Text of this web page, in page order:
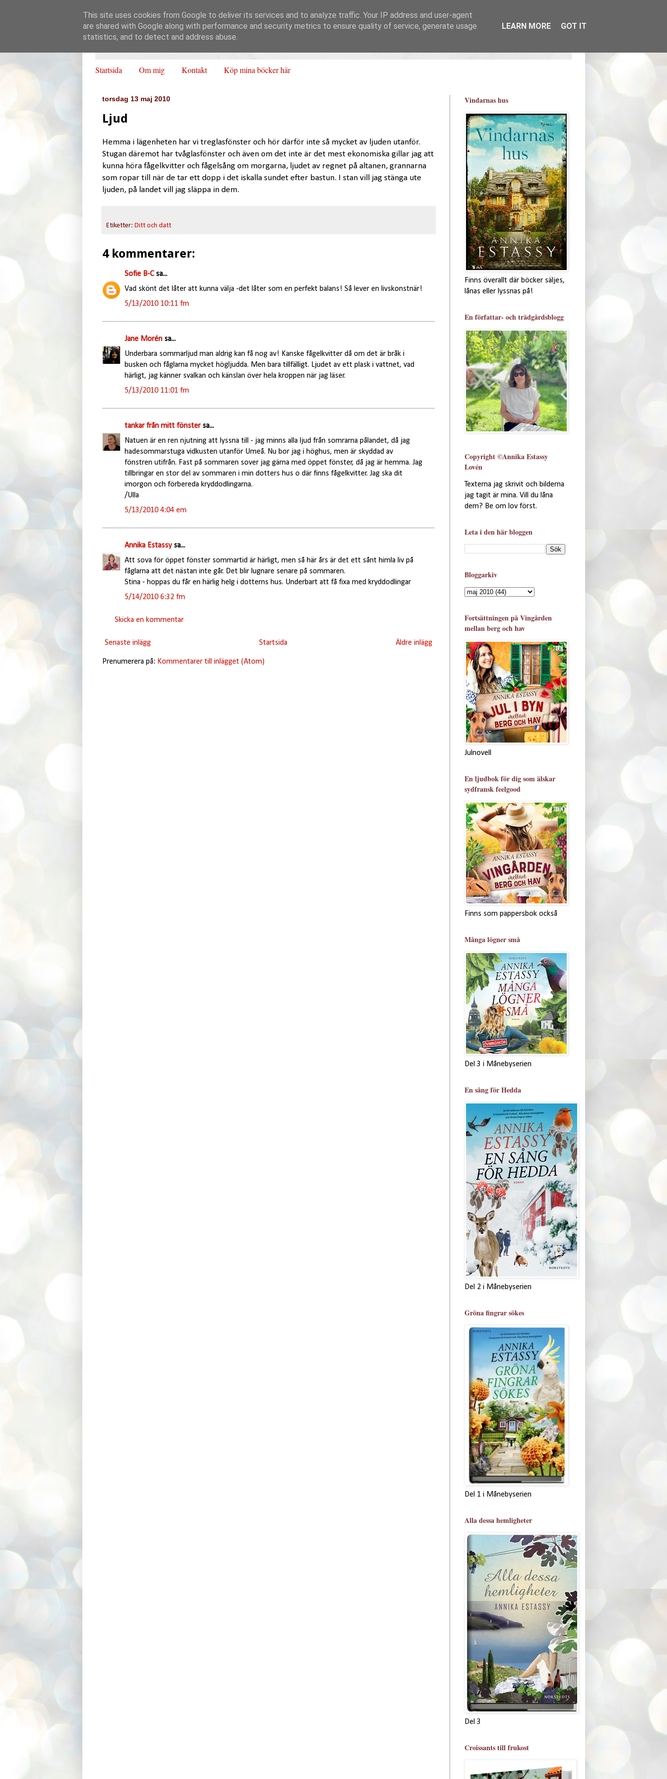
Startsida Om mig Kontakt Köp mina böcker här
torsdag 13 maj 2010
Ljud
Hemma i lägenheten har vi treglasfönster och hör därför inte så mycket av ljuden utanför.
Stugan däremot har tvåglasfönster och även om det inte är det mest ekonomiska gillar jag att
kunna höra fågelkvitter och fågelsång om morgarna, ljudet av regnet på altanen, grannarna
som ropar till när de tar ett dopp i det iskalla sundet efter bastun. I stan vill jag stänga ute
ljuden, på landet vill jag släppa in dem.
Etiketter: Ditt och datt
4 kommentarer:
Sofie B-Csa...
Vad skönt det låter att kunna välja -det låter som en perfekt balans! Så lever en livskonstnär!
5/13/2010 10:11 fm
Jane Morénsa...
Underbara sommarljud man aldrig kan få nog av! Kanske fågelkvitter då om det är bråk i
busken och fåglarna mycket högljudda. Men bara tillfälligt. Ljudet av ett plask i vattnet, vad
härligt, jag känner svalkan och känslan över hela kroppen när jag läser.
5/13/2010 11:01 fm
tankar från mitt fönstersa...
Natuen är en ren njutning att lyssna till - jag minns alla ljud från somrarna pålandet, då jag
hadesommarstuga vidkusten utanför Umeå. Nu bor jag i höghus, men är skyddad av
fönstren utifrån. Fast på sommaren sover jag gärna med öppet fönster, då jag är hemma. Jag
tillbringar en stor del av sommaren i min dotters hus o där finns fågelkvitter. Jag ska dit
imorgon och förbereda kryddodlingarna.
/Ulla
5/13/2010 4:04 em
Annika Estassysa...
Att sova för öppet fönster sommartid är härligt, men så här års är det ett sånt himla liv på
fåglarna att det nästan inte går. Det blir lugnare senare på sommaren.
Stina - hoppas du får en härlig helg i dotterns hus. Underbart att få fixa med kryddodlingar
5/14/2010 6:32 fm
Skicka en kommentar
Senaste inlägg Äldre inlägg
Startsida
Prenumerera på: Kommentarer till inlägget (Atom)
Vindarnas hus
Finns överallt där böcker säljes,
lånas eller lyssnas på!
En författar- och trädgårdsblogg
Copyright ©Annika Estassy
Lovén
Texterna jag skrivit och bilderna
jag tagit är mina. Vill du låna
dem? Be om lov först.
Leta i den här bloggen
Bloggarkiv
Fortsättningen på Vingården
mellan berg och hav
Julnovell
En ljudbok för dig som älskar
sydfransk feelgood
Finns som pappersbok också
Många lögner små
Del 3 i Månebyserien
En sång för Hedda
Del 2 i Månebyserien
Gröna fingrar sökes
Del 1 i Månebyserien
Alla dessa hemligheter
Del 3
Croissants till frukost
This site uses cookies from Google to deliver its services and to analyze traffic. Your IP address and user-agent
are shared with Google along with performance and security metrics to ensure quality of service, generate usage
statistics, and to detect and address abuse.
LEARN MORE GOT IT